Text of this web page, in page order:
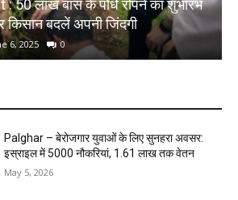
लाख बांस के पौधे रोपने का शुभारंभ
बदलें अपनी जिंदगी
6, 2025 0
Palghar – बेरोजगार युवाओं के लिए सुनहरा अवसर:
इस्राइल में 5000 नौकरियां, ₹1.61 लाख तक वेतन
May 5, 2026